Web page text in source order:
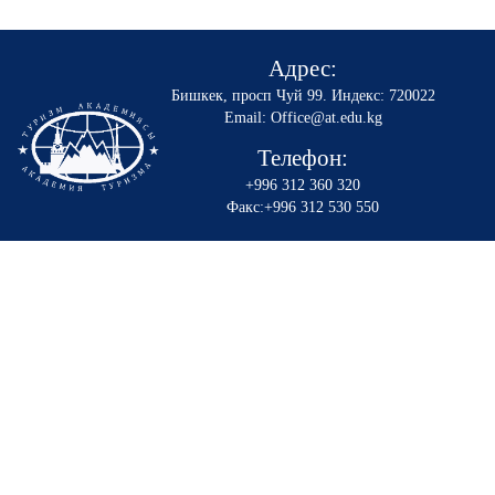
Адрес:
Бишкек, просп Чуй 99. Индекс: 720022
Email: Office@at.edu.kg
Телефон:
+996 312 360 320
Факс:+996 312 530 550